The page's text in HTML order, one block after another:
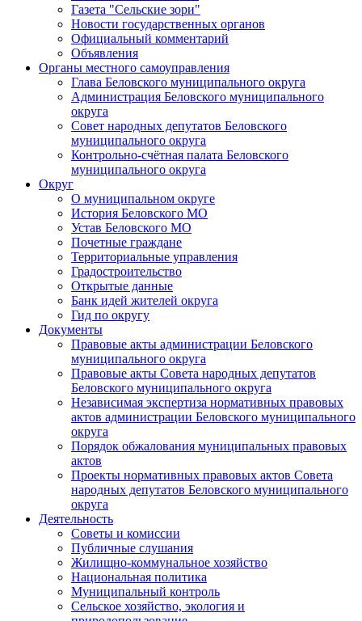
Газета "Сельские зори"
Новости государственных органов
Официальный комментарий
Объявления
Органы местного самоуправления
Глава Беловского муниципального округа
Администрация Беловского муниципального
округа
Совет народных депутатов Беловского
муниципального округа
Контрольно-счётная палата Беловского
муниципального округа
Округ
О муниципальном округе
История Беловского МО
Устав Беловского МО
Почетные граждане
Территориальные управления
Градостроительство
Открытые данные
Банк идей жителей округа
Гид по округу
Документы
Правовые акты администрации Беловского
муниципального округа
Правовые акты Совета народных депутатов
Беловского муниципального округа
Независимая экспертиза нормативных правовых
актов администрации Беловского муниципального
округа
Порядок обжалования муниципальных правовых
актов
Проекты нормативных правовых актов Совета
народных депутатов Беловского муниципального
округа
Деятельность
Советы и комиссии
Публичные слушания
Жилищно-коммунальное хозяйство
Национальная политика
Муниципальный контроль
Сельское хозяйство, экология и